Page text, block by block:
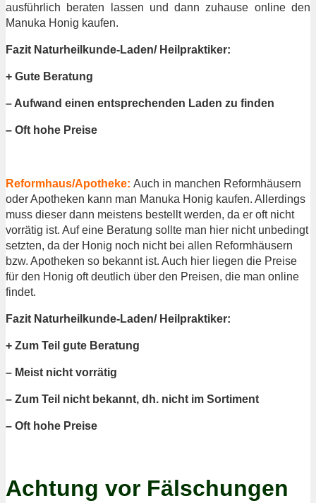
ausführlich beraten lassen und dann zuhause online den
Manuka Honig kaufen.
Fazit Naturheilkunde-Laden/ Heilpraktiker:
+ Gute Beratung
– Aufwand einen entsprechenden Laden zu finden
– Oft hohe Preise
Reformhaus/Apotheke: Auch in manchen Reformhäusern
oder Apotheken kann man Manuka Honig kaufen. Allerdings
muss dieser dann meistens bestellt werden, da er oft nicht
vorrätig ist. Auf eine Beratung sollte man hier nicht unbedingt
setzten, da der Honig noch nicht bei allen Reformhäusern
bzw. Apotheken so bekannt ist. Auch hier liegen die Preise
für den Honig oft deutlich über den Preisen, die man online
findet.
Fazit Naturheilkunde-Laden/ Heilpraktiker:
+ Zum Teil gute Beratung
– Meist nicht vorrätig
– Zum Teil nicht bekannt, dh. nicht im Sortiment
– Oft hohe Preise
Achtung vor Fälschungen